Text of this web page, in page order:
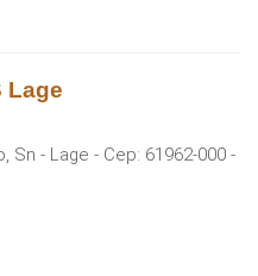
Lage
Sn - Lage - Cep: 61962-000 -